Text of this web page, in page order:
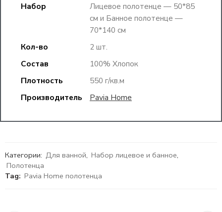
Набор
Лицевое полотенце — 50*85
см и Банное полотенце —
70*140 см
Кол-во
2 шт.
Состав
100% Хлопок
Плотность
550 г/кв.м
Производитель
Pavia Home
Категории: Для ванной, Набор лицевое и банное,
Полотенца
Tag: Pavia Home полотенца